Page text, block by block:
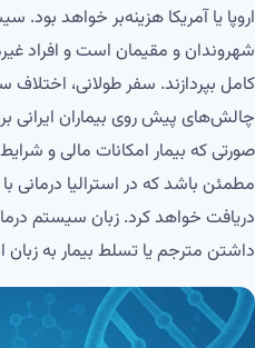
اروپا یا آمریکا هزینه‌بر خواهد بود.
شهروندان و مقیمان است و افراد
کامل بپردازند. سفر طولانی، اختلاف
چالش‌های پیش روی بیماران ایرانی
صورتی که بیمار امکانات مالی و
مطمئن باشد که در استرالیا درمانی
دریافت خواهد کرد. زبان سیستم
داشتن مترجم یا تسلط بیمار به